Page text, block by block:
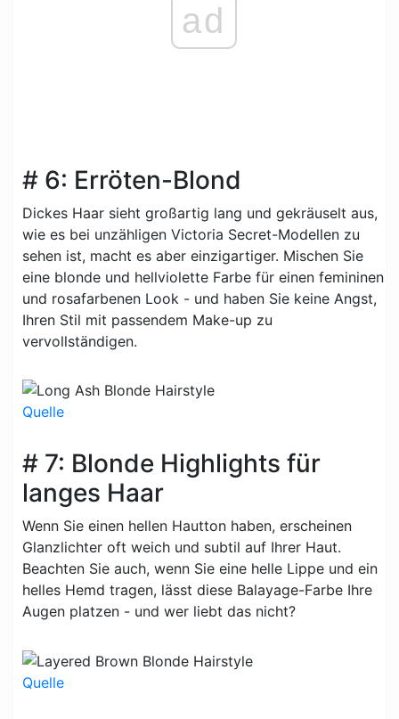
ad
# 6: Erröten-Blond
Dickes Haar sieht großartig lang und gekräuselt aus,
wie es bei unzähligen Victoria Secret-Modellen zu
sehen ist, macht es aber einzigartiger. Mischen Sie
eine blonde und hellviolette Farbe für einen femininen
und rosafarbenen Look - und haben Sie keine Angst,
Ihren Stil mit passendem Make-up zu
vervollständigen.
Quelle
# 7: Blonde Highlights für
langes Haar
Wenn Sie einen hellen Hautton haben, erscheinen
Glanzlichter oft weich und subtil auf Ihrer Haut.
Beachten Sie auch, wenn Sie eine helle Lippe und ein
helles Hemd tragen, lässt diese Balayage-Farbe Ihre
Augen platzen - und wer liebt das nicht?
Quelle